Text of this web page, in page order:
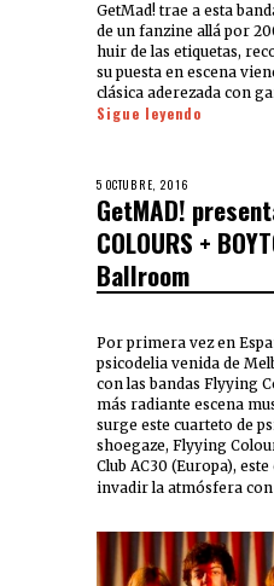
GetMad! trae a esta
de un fanzine allá por
huir de las etiquetas,
su puesta en escena
clásica aderezada con
Sigue leyendo
5 OCTUBRE, 2016
GetMAD!
COLOURS +
Ballroom
Por primera vez en
psicodelia venida de
con las bandas Flyying
más radiante escena
surge este cuarteto de
shoegaze, Flyying
Club AC30 (Europa),
invadir la atmósfera con